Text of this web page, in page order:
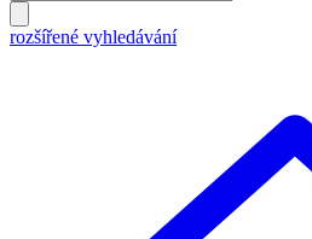
rozšířené vyhledávání